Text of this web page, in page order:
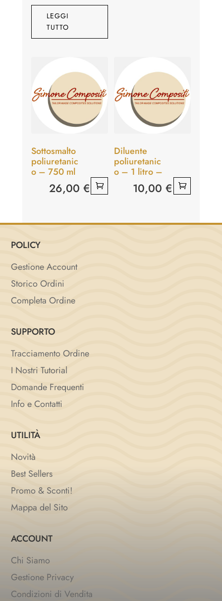
LEGGI
TUTTO
Sottosmalto
poliuretanic
o – 750 ml
26,00€
Diluente
poliuretanic
o – 1 litro –
10,00€
POLICY
Gestione Account
Storico Ordini
Completa Ordine
SUPPORTO
Tracciamento Ordine
I Nostri Tutorial
Domande Frequenti
Info e Contatti
UTILITÀ
Novità
Best Sellers
Promo & Sconti!
Mappa del Sito
ACCOUNT
Chi Siamo
Gestione Privacy
Condizioni di Vendita